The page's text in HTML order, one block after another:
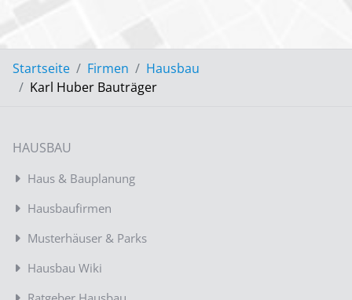
Startseite Firmen
Hausbau
Karl Huber Bauträger
HAUSBAU
Haus & Bauplanung
Hausbaufirmen
Musterhäuser & Parks
Hausbau Wiki